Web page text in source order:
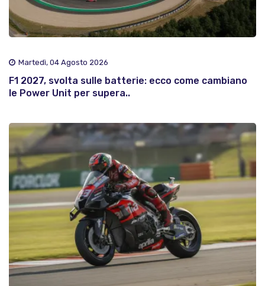
Martedì, 04 Agosto 2026
F1 2027, svolta sulle batterie: ecco come cambiano
le Power Unit per supera..